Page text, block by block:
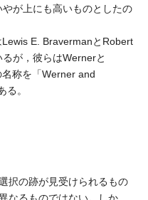
が上にも高いものとしたの
E. BravermanとRobert
が，彼らはWernerと
称を「Werner and
。
択の跡が見受けられるもの